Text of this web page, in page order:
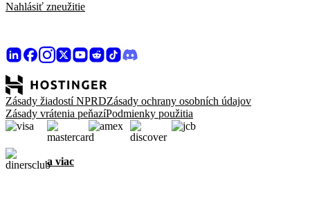
Nahlásiť zneužitie
Zásady žiadostí NPRDZásady ochrany osobních údajov
Zásady vrátenia peňazíPodmienky použitia
a viac